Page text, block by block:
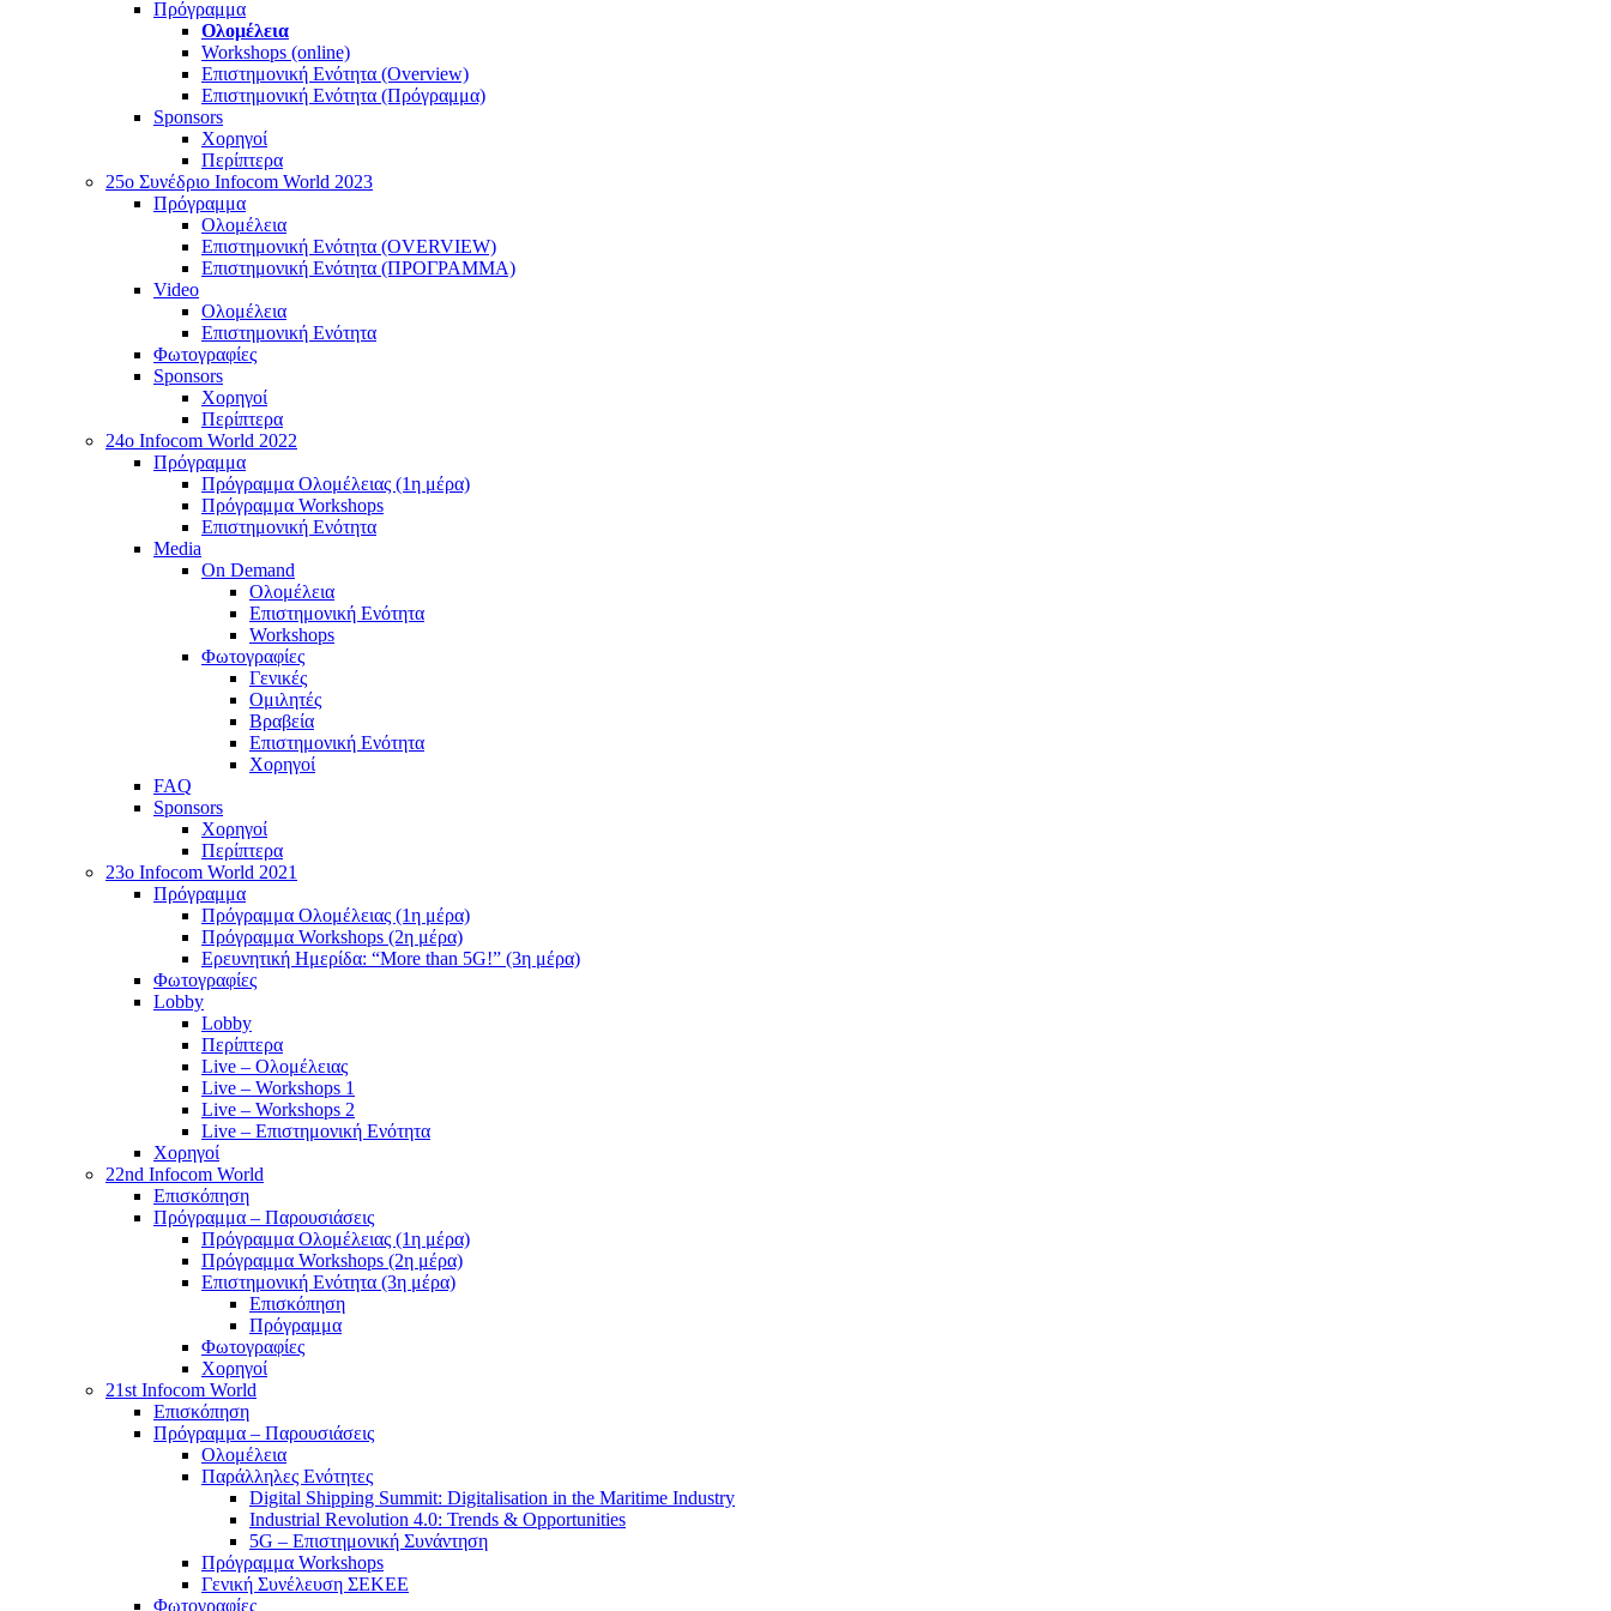
Πρόγραμμα
Ολομέλεια
Workshops (online)
Επιστημονική Ενότητα (Overview)
Επιστημονική Ενότητα (Πρόγραμμα)
Sponsors
Χορηγοί
Περίπτερα
25o Συνέδριο Infocom World 2023
Πρόγραμμα
Ολομέλεια
Επιστημονική Ενότητα (OVERVIEW)
Επιστημονική Ενότητα (ΠΡΟΓΡΑΜΜΑ)
Video
Ολομέλεια
Επιστημονική Ενότητα
Φωτογραφίες
Sponsors
Χορηγοί
Περίπτερα
24o Infocom World 2022
Πρόγραμμα
Πρόγραμμα Ολομέλειας (1η μέρα)
Πρόγραμμα Workshops
Επιστημονική Ενότητα
Media
On Demand
Ολομέλεια
Επιστημονική Ενότητα
Workshops
Φωτογραφίες
Γενικές
Ομιλητές
Βραβεία
Επιστημονική Ενότητα
Χορηγοί
FAQ
Sponsors
Χορηγοί
Περίπτερα
23o Infocom World 2021
Πρόγραμμα
Πρόγραμμα Ολομέλειας (1η μέρα)
Πρόγραμμα Workshops (2η μέρα)
Ερευνητική Ημερίδα: “More than 5G!” (3η μέρα)
Φωτογραφίες
Lobby
Lobby
Περίπτερα
Live – Ολομέλειας
Live – Workshops 1
Live – Workshops 2
Live – Επιστημονική Ενότητα
Χορηγοί
22nd Infocom World
Επισκόπηση
Πρόγραμμα – Παρουσιάσεις
Πρόγραμμα Ολομέλειας (1η μέρα)
Πρόγραμμα Workshops (2η μέρα)
Επιστημονική Ενότητα (3η μέρα)
Επισκόπηση
Πρόγραμμα
Φωτογραφίες
Χορηγοί
21st Infocom World
Επισκόπηση
Πρόγραμμα – Παρουσιάσεις
Ολομέλεια
Παράλληλες Ενότητες
Digital Shipping Summit: Digitalisation in the Maritime Industry
Industrial Revolution 4.0: Trends & Opportunities
5G – Επιστημονική Συνάντηση
Πρόγραμμα Workshops
Γενική Συνέλευση ΣΕΚΕΕ
Φωτογραφίες